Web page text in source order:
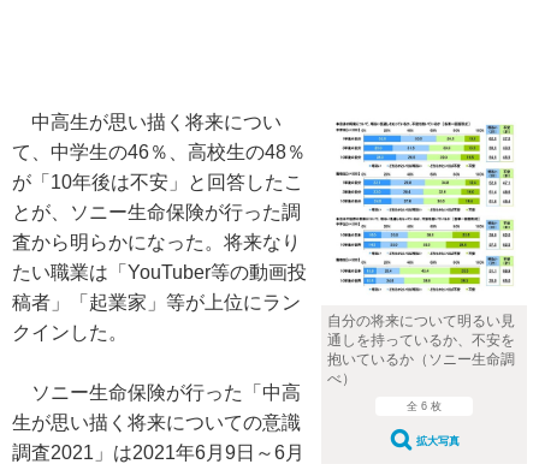
自分の将来について明るい見
通しを持っているか、不安を
抱いているか（ソニー生命調
べ）
全 6 枚
拡大写真
中高生が思い描く将来につい
て、中学生の46％、高校生の48％
が「10年後は不安」と回答したこ
とが、ソニー生命保険が行った調
査から明らかになった。将来なり
たい職業は「YouTuber等の動画投
稿者」「起業家」等が上位にラン
クインした。
ソニー生命保険が行った「中高
生が思い描く将来についての意識
調査2021」は2021年6月9日～6月